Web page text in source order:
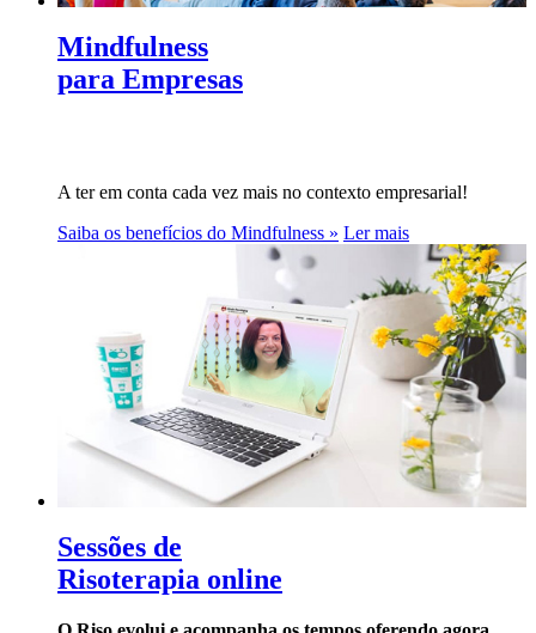
Mindfulness
para Empresas
A ter em conta cada vez mais no contexto empresarial!
Saiba os benefícios do Mindfulness » Ler mais
Sessões de
Risoterapia online